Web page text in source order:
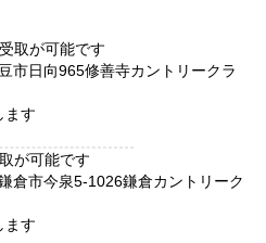
取が可能です
市日向965修善寺カントリークラ
ます
が可能です
倉市今泉5-1026鎌倉カントリーク
ます